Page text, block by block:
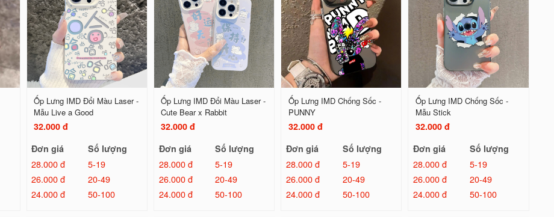
Ốp Lưng IMD Đổi Màu Laser -
Mẫu Live a Good
32.000 đ
Đơn giá
Số lượng
28.000 đ
5-19
26.000 đ
20-49
24.000 đ
50-100
Ốp Lưng IMD Đổi Màu Laser -
Cute Bear x Rabbit
32.000 đ
Đơn giá
Số lượng
28.000 đ
5-19
26.000 đ
20-49
24.000 đ
50-100
Ốp Lưng IMD Chống Sốc -
PUNNY
32.000 đ
Đơn giá
Số lượng
28.000 đ
5-19
26.000 đ
20-49
24.000 đ
50-100
Ốp Lưng IMD Chống Sốc -
Mẫu Stick
32.000 đ
Đơn giá
Số lượng
28.000 đ
5-19
26.000 đ
20-49
24.000 đ
50-100